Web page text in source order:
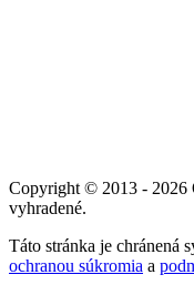
Copyright © 2013 - 2026
vyhradené.
Táto stránka je chránená
ochranou súkromia a